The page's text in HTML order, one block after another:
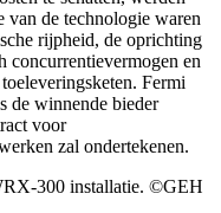
van de technologie waren
rijpheid, de oprichting
concurrentievermogen en
Fermi
de winnende bieder
voor
zal ondertekenen.
300 installatie. ©GEH